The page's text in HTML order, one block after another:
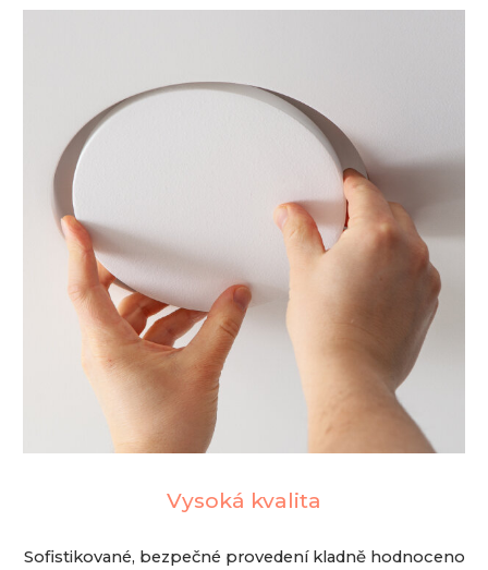
Vysoká kvalita
Sofistikované, bezpečné provedení kladně hodnoceno